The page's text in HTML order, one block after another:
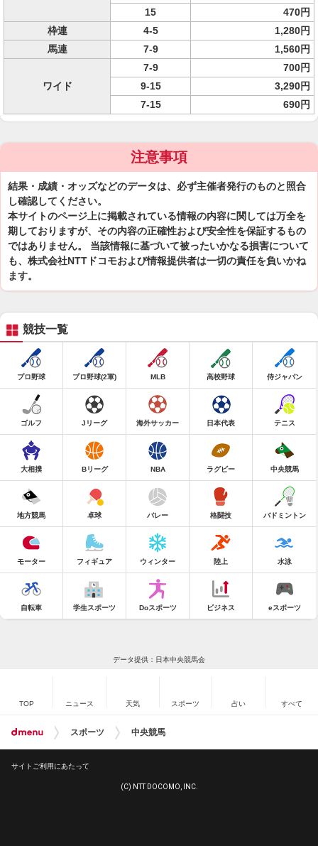
15
470円
枠連
4-5
1,280円
馬連
7-9 1,560円
ワイド
7-9
700円
9-15
3,290円
7-15
690円
注意事項
結果・成績・オッズなどのデータは、必ず主催者発行のものと照合
し確認してください。
本サイトのページ上に掲載されている情報の内容に関しては万全を
期しておりますが、その内容の正確性および安全性を保証するもの
ではありません。 当該情報に基づいて被ったいかなる損害について
も、株式会社NTTドコモおよび情報提供者は一切の責任を負いかね
ます。
競技一覧
プロ野球 プロ野球(2軍) MLB 高校野球 侍ジャパン
ゴルフ Jリーグ 海外サッカー 日本代表 テニス
大相撲 Bリーグ NBA ラグビー 中央競馬
地方競馬 卓球 バレー 格闘技 バドミントン
モーター フィギュア ウィンター 陸上 水泳
自転車 学生スポーツ Doスポーツ ビジネス eスポーツ
データ提供：日本中央競馬会
TOP ニュース 天気 スポーツ 占い すべて
スポーツ 中央競馬
サイトご利用にあたって
(C) NTT DOCOMO, INC.